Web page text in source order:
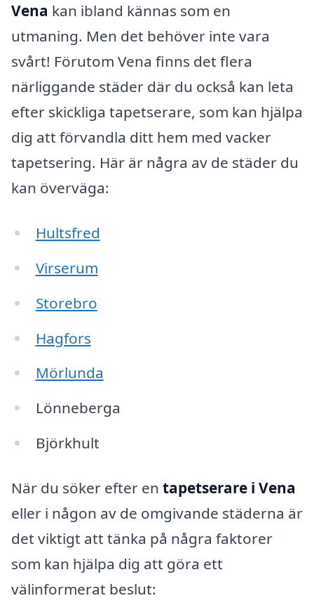
Vena kan ibland kännas som en
utmaning. Men det behöver inte vara
svårt! Förutom Vena finns det flera
närliggande städer där du också kan leta
efter skickliga tapetserare, som kan hjälpa
dig att förvandla ditt hem med vacker
tapetsering. Här är några av de städer du
kan överväga:
Hultsfred
Virserum
Storebro
Hagfors
Mörlunda
Lönneberga
Björkhult
När du söker efter en tapetserare i Vena
eller i någon av de omgivande städerna är
det viktigt att tänka på några faktorer
som kan hjälpa dig att göra ett
välinformerat beslut: